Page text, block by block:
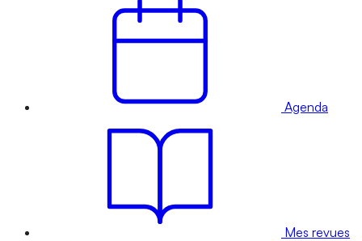
Agenda
Mes revues